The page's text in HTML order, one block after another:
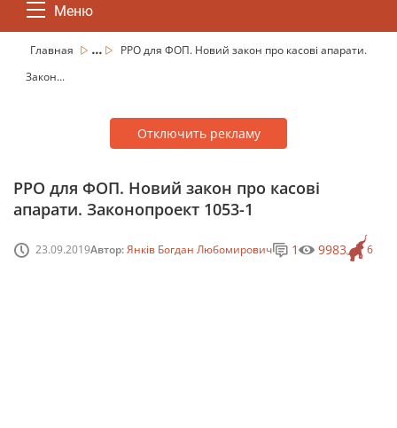
Меню
Главная ...
РРО для ФОП. Новий закон про касові апарати.
Закон...
Отключить рекламу
РРО для ФОП. Новий закон про касові
апарати. Законопроект 1053-1
23.09.2019Автор:Янків Богдан Любомирович 6
1 9983